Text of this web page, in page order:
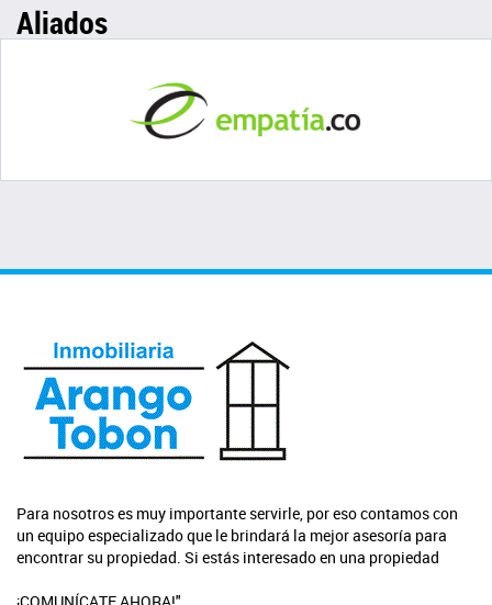
Aliados
Para nosotros es muy importante servirle, por eso contamos con
un equipo especializado que le brindará la mejor asesoría para
encontrar su propiedad. Si estás interesado en una propiedad